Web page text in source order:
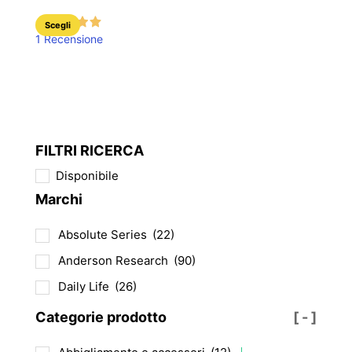
1 Recensione
Scegli
Questo
prodotto
opzioni
possono
essere
scelte
pagina
del
prodotto
FILTRI RICERCA
Disponibile
Marchi
Absolute Series (22)
Anderson Research (90)
Daily Life (26)
Categorie prodotto [ - ]